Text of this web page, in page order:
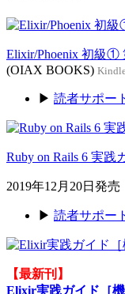
Elixir/Phoenix 初級①
(OIAX BOOKS)
▶ 読者サポー
Ruby on Rails 6 実践
2019年12月20日発売
▶ 読者サポー
【最新刊】
Elixir実践ガイド［